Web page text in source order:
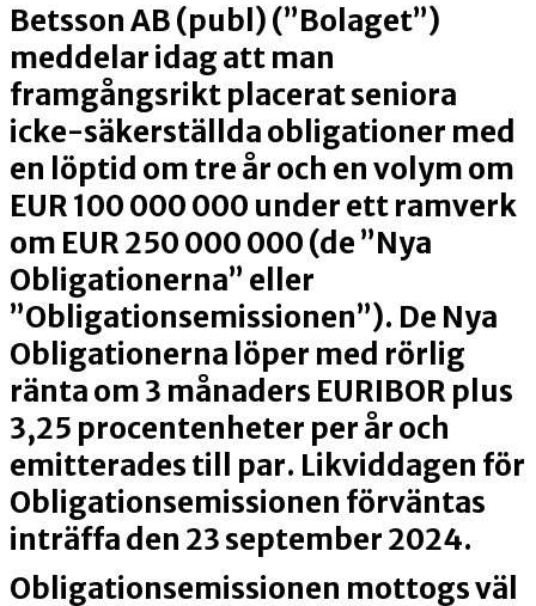
Betsson AB (publ) (”Bolaget”)
meddelar idag att man
framgångsrikt placerat seniora
icke-säkerställda obligationer med
en löptid om tre år och en volym om
EUR 100 000 000 under ett ramverk
om EUR 250 000 000 (de ”Nya
Obligationerna” eller
”Obligationsemissionen”). De Nya
Obligationerna löper med rörlig
ränta om 3 månaders EURIBOR plus
3,25 procentenheter per år och
emitterades till par. Likviddagen för
Obligationsemissionen förväntas
inträffa den 23 september 2024.
Obligationsemissionen mottogs väl